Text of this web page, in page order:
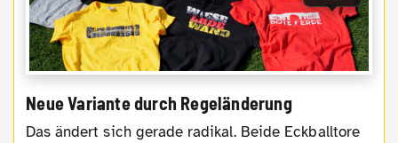
Neue Variante durch Regeländerung
Das ändert sich gerade radikal. Beide Eckballtore